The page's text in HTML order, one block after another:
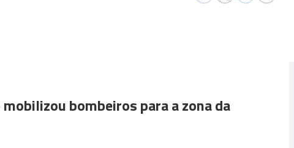
bombeiros para a zona da